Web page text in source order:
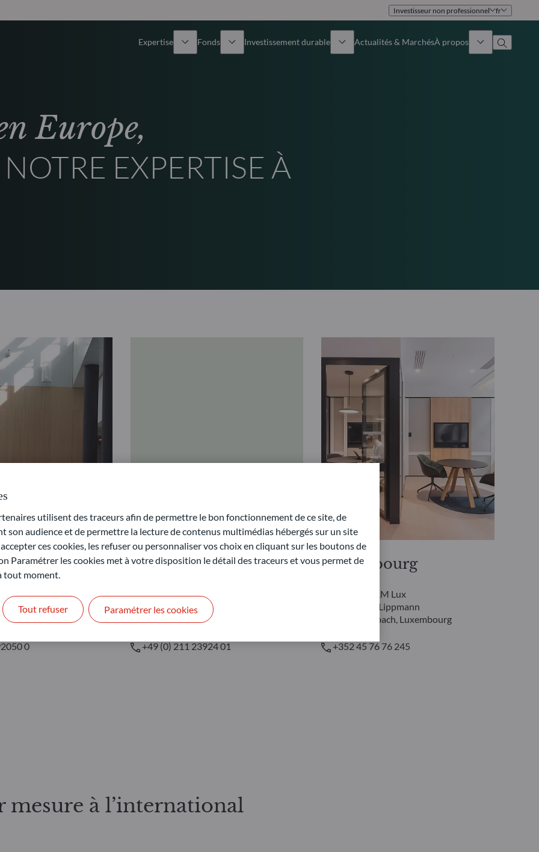
Investisseur non professionnel fr
Expertise Fonds Investissement durable Actualités & MarchésÀ propos
Europe,
EXPERTISE À
GmbH
am Main
0
Düsseldorf
ODDO BHF AM GmbH
Herzogstraße 15
40217 Düsseldorf
+49 (0) 211 23924 01
Luxembourg
ODDO BHF AM Lux
6, rue Gabriel Lippmann
L-5365 Munsbach, Luxembourg
+352 45 76 76 245
mesure à l’international
utilisent des traceurs afin de permettre le bon fonctionnement de ce site, de
son audience et de permettre la lecture de contenus multimédias hébergés sur un site
ces cookies, les refuser ou personnaliser vos choix en cliquant sur les boutons de
Paramétrer les cookies met à votre disposition le détail des traceurs et vous permet de
tout moment.
Tout refuser Paramétrer les cookies